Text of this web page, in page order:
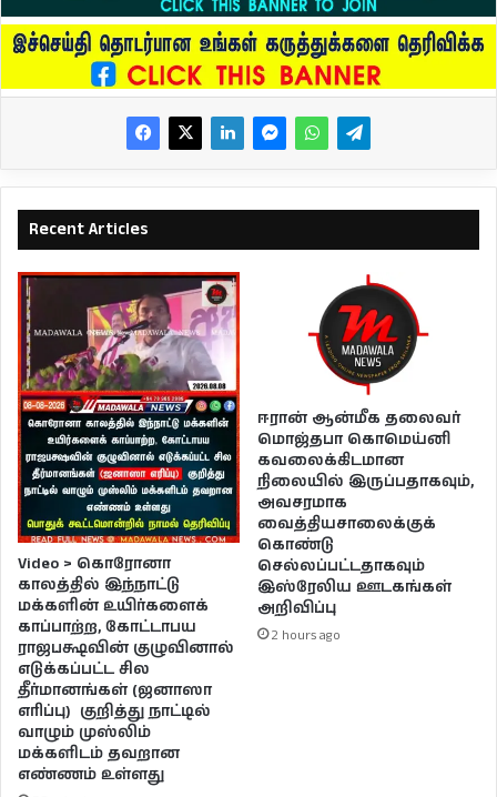
Recent Articles
Video > கொரோனா
காலத்தில் இந்நாட்டு
மக்களின் உயிர்களைக்
காப்பாற்ற, கோட்டாபய
ராஜபக்ஷவின் குழுவினால்
எடுக்கப்பட்ட சில
தீர்மானங்கள் (ஜனாஸா
எரிப்பு) குறித்து நாட்டில்
வாழும் முஸ்லிம்
மக்களிடம் தவறான
எண்ணம் உள்ளது
ஈரான் ஆன்மீக தலைவர்
மொஜ்தபா கொமெய்னி
கவலைக்கிடமான
நிலையில் இருப்பதாகவும்,
அவசரமாக
வைத்தியசாலைக்குக்
கொண்டு
செல்லப்பட்டதாகவும்
இஸ்ரேலிய ஊடகங்கள்
அறிவிப்பு
2 hours ago